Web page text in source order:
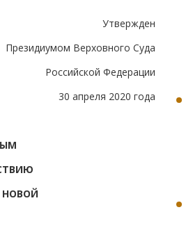
Утвержден
Президиумом Верховного Суда
Российской Федерации
30 апреля 2020 года
НОВОЙ